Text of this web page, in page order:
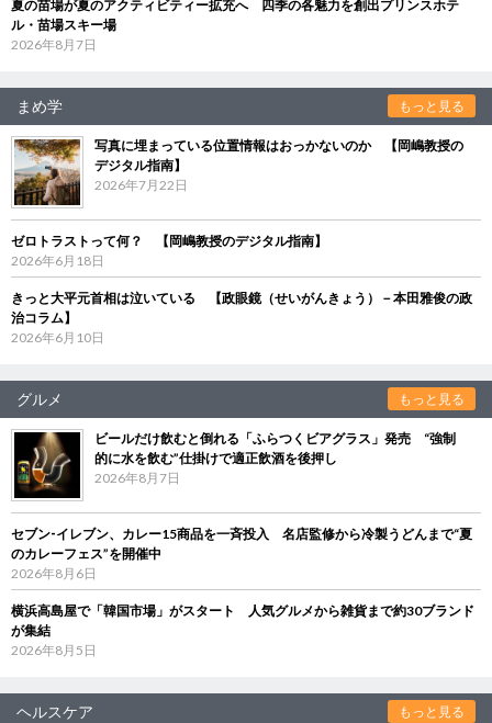
夏の苗場が夏のアクティビティー拡充へ 四季の各魅力を創出プリンスホテ
ル・苗場スキー場
2026年8月7日
まめ学 もっと見る
写真に埋まっている位置情報はおっかないのか 【岡嶋教授の
デジタル指南】
2026年7月22日
ゼロトラストって何？ 【岡嶋教授のデジタル指南】
2026年6月18日
きっと大平元首相は泣いている 【政眼鏡（せいがんきょう）－本田雅俊の政
治コラム】
2026年6月10日
グルメ もっと見る
ビールだけ飲むと倒れる「ふらつくビアグラス」発売 “強制
的に水を飲む”仕掛けで適正飲酒を後押し
2026年8月7日
セブン‐イレブン、カレー15商品を一斉投入 名店監修から冷製うどんまで“夏
のカレーフェス”を開催中
2026年8月6日
横浜高島屋で「韓国市場」がスタート 人気グルメから雑貨まで約30ブランド
が集結
2026年8月5日
ヘルスケア もっと見る